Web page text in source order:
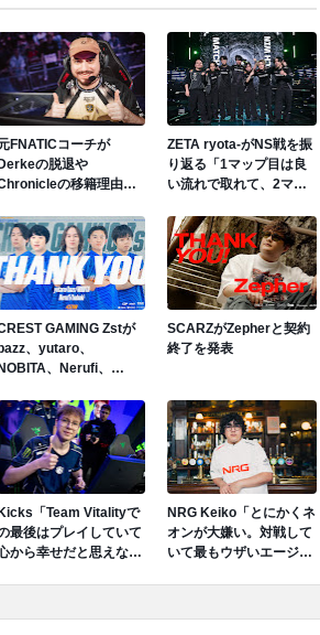
FNATICコーチが
Derkeの脱退や
の移籍理由を
銭的理由ではない」
ZETA ryota-がNS戦を振
り返る「1マップ目は良
い流れで取れて、2マッ
なくて、3マップ目はや
っぱりすごい疲れが出た
なという印象」
GAMING Zstが
bazz、yutaro、
NOBITA、Nerufi、
SCARZがZepherと契約
終了を発表
Kicks「Team Vitalityで
最後はプレイしていて
から幸せだと思えなか
NRG Keiko「とにかくネ
オンが大嫌い。対戦して
いて最もウザいエージェ